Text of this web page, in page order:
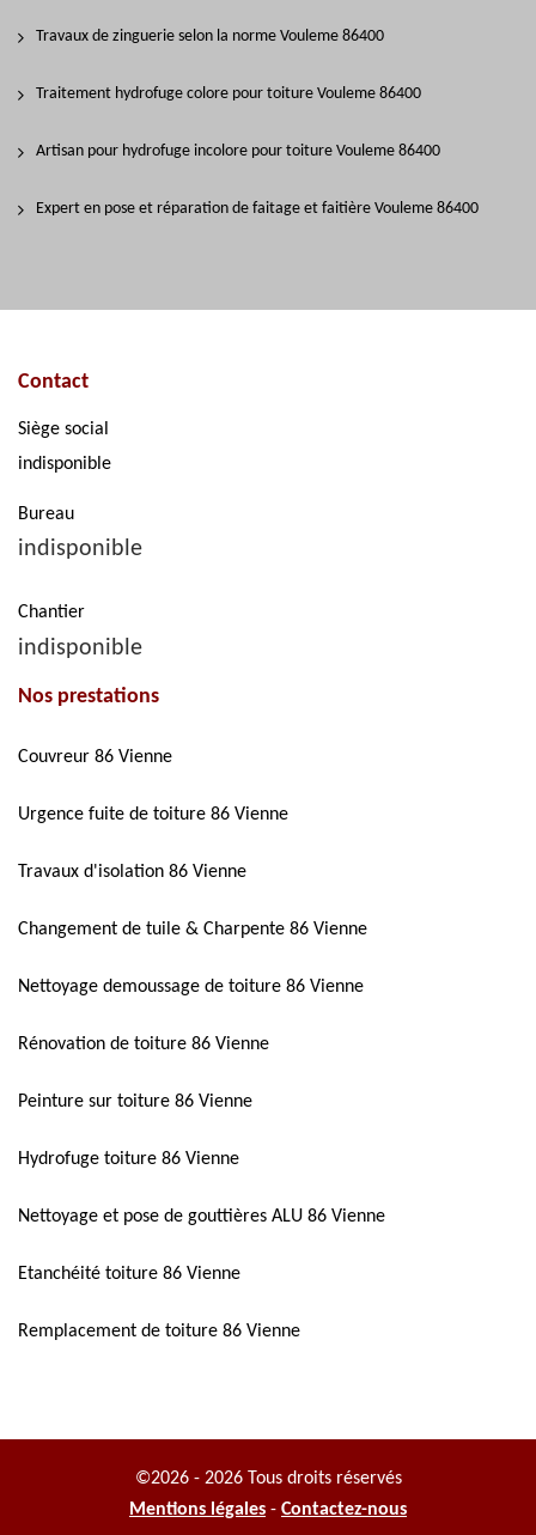
Travaux de zinguerie selon la norme Vouleme 86400
Traitement hydrofuge colore pour toiture Vouleme 86400
Artisan pour hydrofuge incolore pour toiture Vouleme 86400
Expert en pose et réparation de faitage et faitière Vouleme 86400
Contact
Siège social
indisponible
Bureau
indisponible
Chantier
indisponible
Nos prestations
Couvreur 86 Vienne
Urgence fuite de toiture 86 Vienne
Travaux d'isolation 86 Vienne
Changement de tuile & Charpente 86 Vienne
Nettoyage demoussage de toiture 86 Vienne
Rénovation de toiture 86 Vienne
Peinture sur toiture 86 Vienne
Hydrofuge toiture 86 Vienne
Nettoyage et pose de gouttières ALU 86 Vienne
Etanchéité toiture 86 Vienne
Remplacement de toiture 86 Vienne
©2026 - 2026 Tous droits réservés
Mentions légales - Contactez-nous